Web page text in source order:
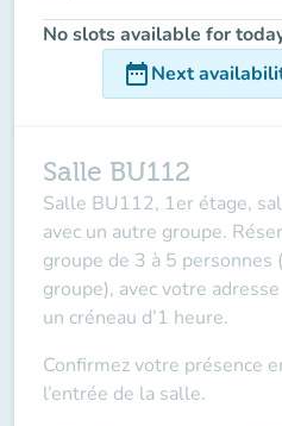
No slots available for
date_rangeNext
Salle BU112
Salle BU112, 1er étage,
avec un autre groupe.
groupe de 3 à 5 personnes
groupe), avec votre
un créneau d’1 heure.
Confirmez votre présence
l’entrée de la salle.